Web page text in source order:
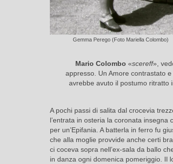
Gemma Perego (Foto Mariella Colombo)
Mario Colombo «scereff»,
appresso. Un Amore contrastato
avrebbe avuto il postumo ritratto
A pochi passi di salita dal crocevia
l’entrata in osteria la coronata insegna
per un’Epifania. A batterla in ferro fu
che alla moglie provvide anche certi
ci coceva sopra nell’ex-sala da ballo
in danza ogni domenica pomeriggio. Il